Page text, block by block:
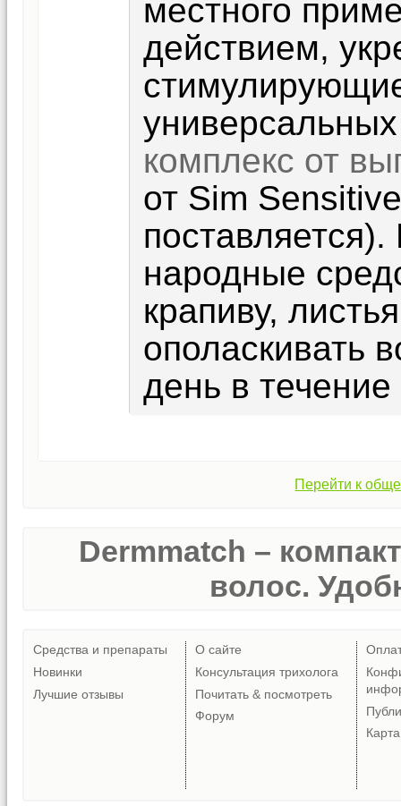
местного
действием,
комплекс от
от Sim
народные
крапиву,
ополаскивать
день в
Перейти к
Dermmatch –
волос.
Средства и препараты
Новинки
Лучшие отзывы
О сайте
Консультация трихолога
Почитать & посмотреть
Форум